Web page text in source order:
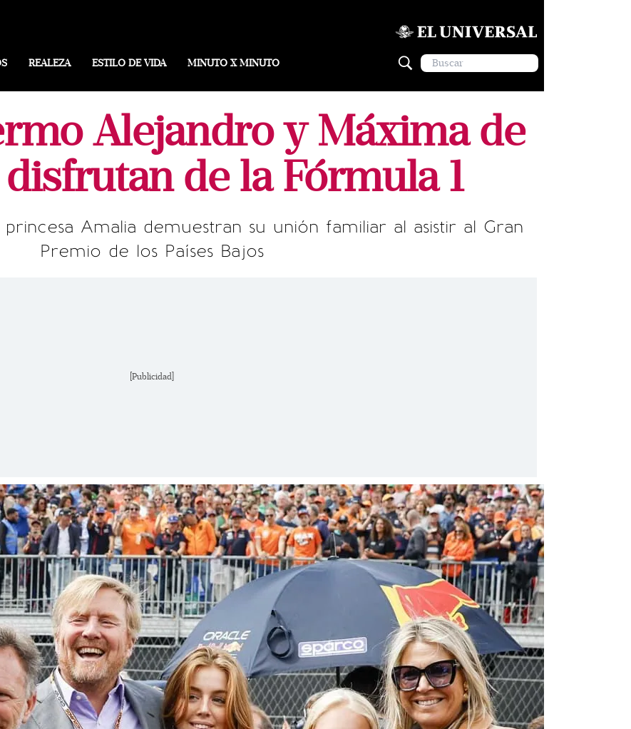
REALEZA ESTILO DE VIDA MINUTO X MINUTO
Alejandro y Máxima de
de la Fórmula 1
Amalia demuestran su unión familiar al asistir al Gran
Premio de los Países Bajos
[Publicidad]